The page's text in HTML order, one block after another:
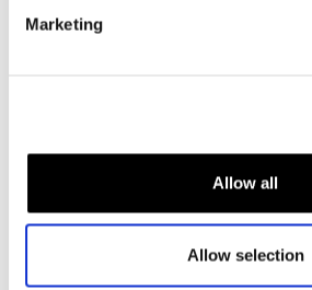
Marketing
Allow all
Allow selection
Motorhelm heren
Motorkleding dames